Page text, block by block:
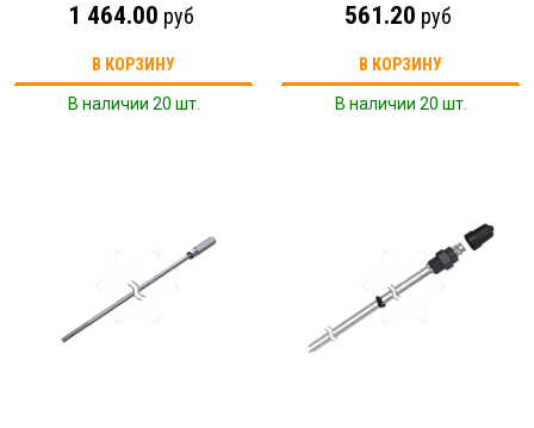
1 464.00 руб
В КОРЗИНУ
В наличии 20 шт.
561.20 руб
В КОРЗИНУ
В наличии 20 шт.